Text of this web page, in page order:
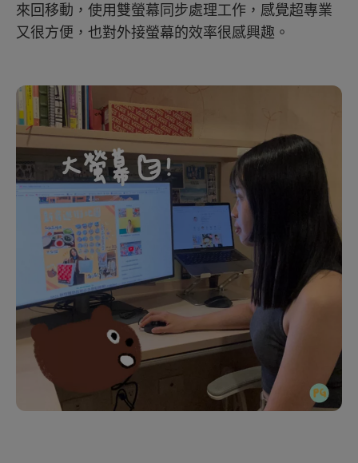
來回移動，使用雙螢幕同步處理工作，感覺超專業
又很方便，也對外接螢幕的效率很感興趣。